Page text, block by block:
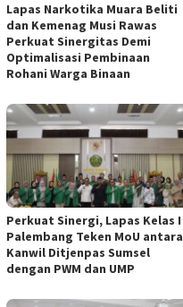
Lapas Narkotika Muara Beliti
dan Kemenag Musi Rawas
Perkuat Sinergitas Demi
Optimalisasi Pembinaan
Rohani Warga Binaan
Perkuat Sinergi, Lapas Kelas I
Palembang Teken MoU antara
Kanwil Ditjenpas Sumsel
dengan PWM dan UMP